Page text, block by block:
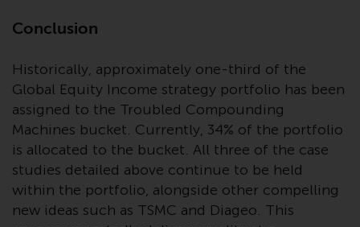
Verarbeitung durch Redwheel und
zu. Alle diese Unternehmen sind
verpflichtet, die Vertraulichkeit
dieser Informationen zu wahren.
Wenn Sie nicht möchten, dass
Ihre Informationen auf diese
Weise verwendet werden, sollten
Sie Redwheel per E-Mail oder
schriftlich darüber informieren.
Conclusion
Historically, approximately one-third of the
Global Equity Income strategy portfolio has been
assigned to the Troubled Compounding
Machines bucket. Currently, 34% of the portfolio
is allocated to the bucket. All three of the case
studies detailed above continue to be held
within the portfolio, alongside other compelling
new ideas such as TSMC and Diageo. This